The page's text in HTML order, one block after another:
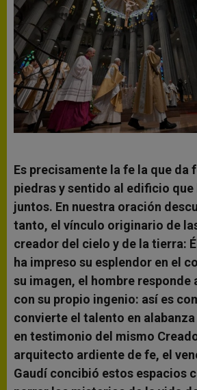
Es precisamente la fe la que da
piedras y sentido al edificio
juntos. En nuestra oración
tanto, el vínculo originario de
creador del cielo y de la tierra:
ha impreso su esplendor en el
su imagen, el hombre responde
con su propio ingenio: así es
convierte el talento en
en testimonio del mismo
arquitecto ardiente de fe, el
Gaudí concibió estos espacios